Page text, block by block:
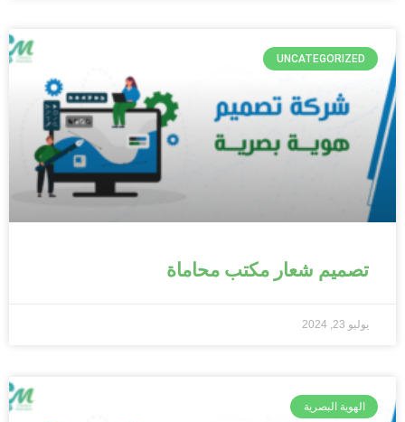
UNCATEGORIZED
تصميم شعار مكتب محاماة
يوليو 23, 2024
الهوية البصرية